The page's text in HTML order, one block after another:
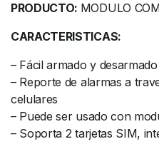
PRODUCTO: MODULO
CARACTERISTICAS:
– Fácil armado y
– Reporte de alarmas a
celulares
– Puede ser usado con
– Soporta 2 tarjetas SIM,